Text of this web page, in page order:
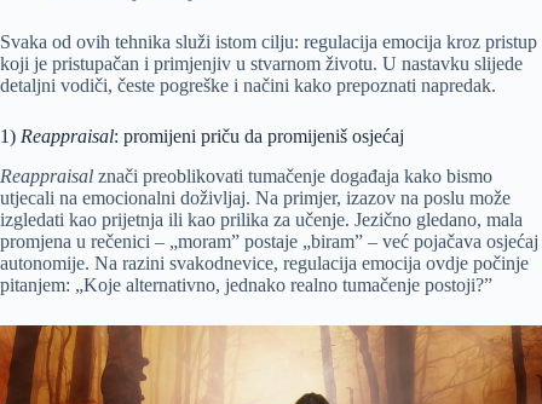
Svaka od ovih tehnika služi istom cilju: regulacija emocija kroz pristup
koji je pristupačan i primjenjiv u stvarnom životu. U nastavku slijede
detaljni vodiči, česte pogreške i načini kako prepoznati napredak.
1) Reappraisal: promijeni priču da promijeniš osjećaj
Reappraisal znači preoblikovati tumačenje događaja kako bismo
utjecali na emocionalni doživljaj. Na primjer, izazov na poslu može
izgledati kao prijetnja ili kao prilika za učenje. Jezično gledano, mala
promjena u rečenici – „moram” postaje „biram” – već pojačava osjećaj
autonomije. Na razini svakodnevice, regulacija emocija ovdje počinje
pitanjem: „Koje alternativno, jednako realno tumačenje postoji?”